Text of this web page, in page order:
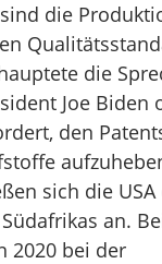
die
die
Joe Biden
den
sich die
an.
2020 bei der